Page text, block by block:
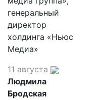
генеральный
директор
холдинга «Ньюс
Медиа»
11 августа
Людмила
Бродская